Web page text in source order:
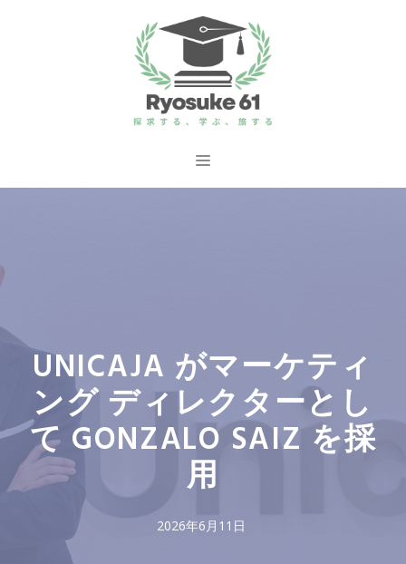
ス
プ
メ
UNICAJA がマーケティ
ング ディレクターとし
て GONZALO SAIZ を採
用
2026年6月11日